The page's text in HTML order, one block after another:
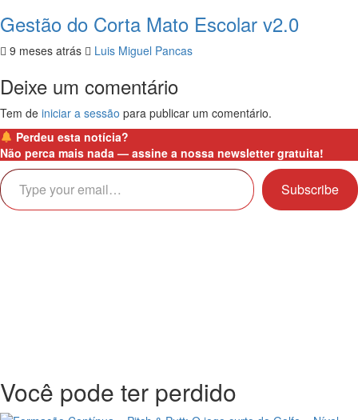
Gestão do Corta Mato Escolar v2.0
9 meses atrás Luis Miguel Pancas
Deixe um comentário
Tem de iniciar a sessão para publicar um comentário.
Perdeu esta notícia?
Não perca mais nada — assine a nossa newsletter gratuita!
Type your email…
Subscribe
Você pode ter perdido